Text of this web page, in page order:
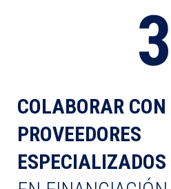
3
COLABORAR CON
PROVEEDORES
ESPECIALIZADOS